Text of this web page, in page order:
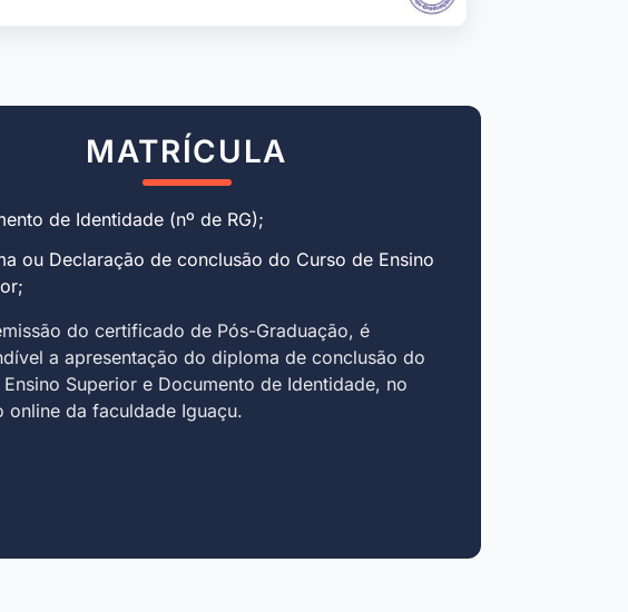
MATRÍCULA
de Identidade (nº de RG);
ou Declaração de conclusão do Curso de Ensino
do certificado de Pós-Graduação, é
a apresentação do diploma de conclusão do
Superior e Documento de Identidade, no
online da faculdade Iguaçu.